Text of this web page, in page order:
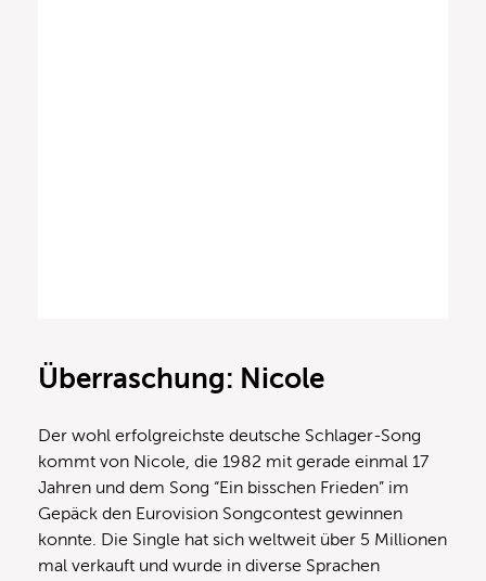
Überraschung: Nicole
Der wohl erfolgreichste deutsche Schlager-Song
kommt von Nicole, die 1982 mit gerade einmal 17
Jahren und dem Song “Ein bisschen Frieden” im
Gepäck den Eurovision Songcontest gewinnen
konnte. Die Single hat sich weltweit über 5 Millionen
mal verkauft und wurde in diverse Sprachen